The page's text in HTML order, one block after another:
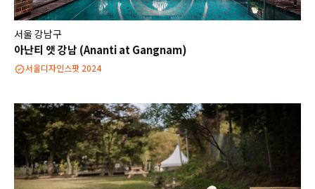
서울 강남구
아난티 앳 강남 (Ananti at Gangnam)
서울디자인스팟 2024